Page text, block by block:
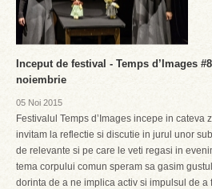
Inceput de festival - Temps d’Images
noiembrie
05 Noi 2015
Festivalul Temps d’Images incepe in cateva
invitam la reflectie si discutie in jurul unor
de relevante si pe care le veti regasi in
tema corpului comun speram sa gasim
dorinta de a ne implica activ si impulsul de